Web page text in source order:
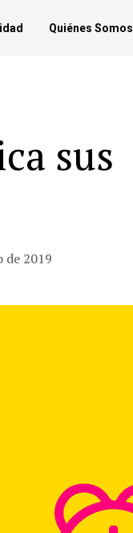
Quiénes Somos
sus
de 2019